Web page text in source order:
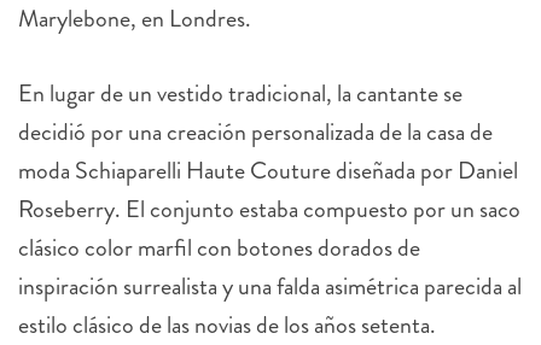
Marylebone, en Londres.
En lugar de un vestido tradicional, la cantante se
decidió por una creación personalizada de la casa de
moda Schiaparelli Haute Couture diseñada por Daniel
Roseberry. El conjunto estaba compuesto por un saco
clásico color marfil con botones dorados de
inspiración surrealista y una falda asimétrica parecida al
estilo clásico de las novias de los años setenta.